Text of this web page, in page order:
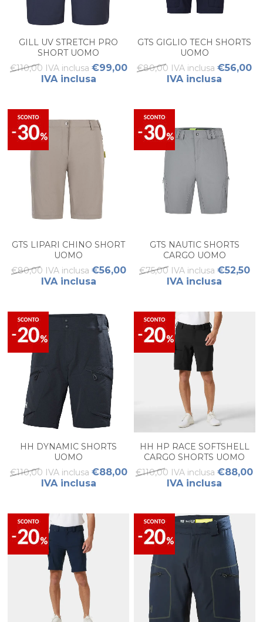
GILL UV STRETCH PRO
SHORT UOMO
€110,00 IVA inclusa €99,00
IVA inclusa
GTS GIGLIO TECH SHORTS
UOMO
€80,00 IVA inclusa €56,00
IVA inclusa
GTS LIPARI CHINO SHORT
UOMO
€80,00 IVA inclusa €56,00
IVA inclusa
GTS NAUTIC SHORTS
CARGO UOMO
€75,00 IVA inclusa €52,50
IVA inclusa
HH DYNAMIC SHORTS
UOMO
€110,00 IVA inclusa €88,00
IVA inclusa
HH HP RACE SOFTSHELL
CARGO SHORTS UOMO
€110,00 IVA inclusa €88,00
IVA inclusa